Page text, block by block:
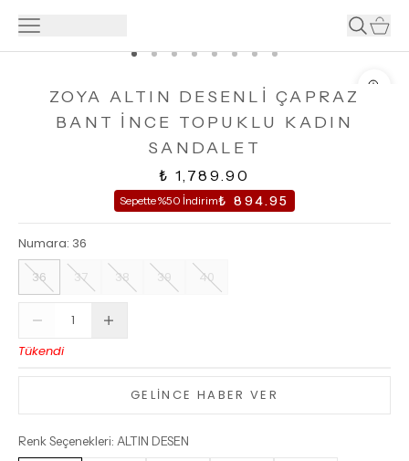
ZOYA ALTIN DESENLİ ÇAPRAZ
BANT İNCE TOPUKLU KADIN
SANDALET
₺ 1,789.90
Sepette %50 İndirim₺ 894.95
Numara: 36
36
37 38 39 40
Tükendi
GELİNCE HABER VER
Renk Seçenekleri: ALTIN DESEN